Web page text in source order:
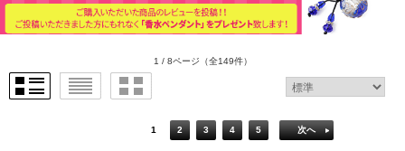
1 / 8ページ （全149件）
1 2 3 4 5 次へ